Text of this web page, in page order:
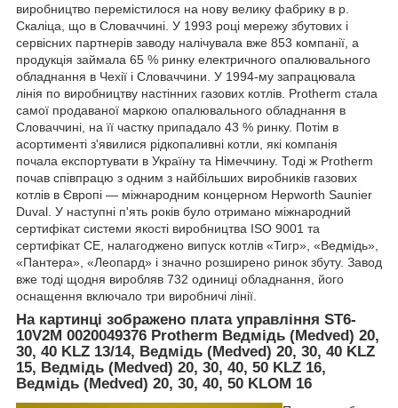
виробництво перемістилося на нову велику фабрику в р.
Скаліца, що в Словаччині. У 1993 році мережу збутових і
сервісних партнерів заводу налічувала вже 853 компанії, а
продукція займала 65 % ринку електричного опалювального
обладнання в Чехії і Словаччини. У 1994‑му запрацювала
лінія по виробництву настінних газових котлів. Protherm стала
самої продаваної маркою опалювального обладнання в
Словаччині, на її частку припадало 43 % ринку. Потім в
асортименті з'явилися рідкопаливні котли, які компанія
почала експортувати в Україну та Німеччину. Тоді ж Protherm
почав співпрацю з одним з найбільших виробників газових
котлів в Європі — міжнародним концерном Hepworth Saunier
Duval. У наступні п'ять років було отримано міжнародний
сертифікат системи якості виробництва ISO 9001 та
сертифікат CE, налагоджено випуск котлів «Тигр», «Ведмідь»,
«Пантера», «Леопард» і значно розширено ринок збуту. Завод
вже тоді щодня виробляв 732 одиниці обладнання, його
оснащення включало три виробничі лінії.
На картинці зображено плата управління ST6-
10V2M 0020049376 Protherm Ведмідь (Medved) 20,
30, 40 KLZ 13/14, Ведмідь (Medved) 20, 30, 40 KLZ
15, Ведмідь (Medved) 20, 30, 40, 50 KLZ 16,
Ведмідь (Medved) 20, 30, 40, 50 KLOM 16